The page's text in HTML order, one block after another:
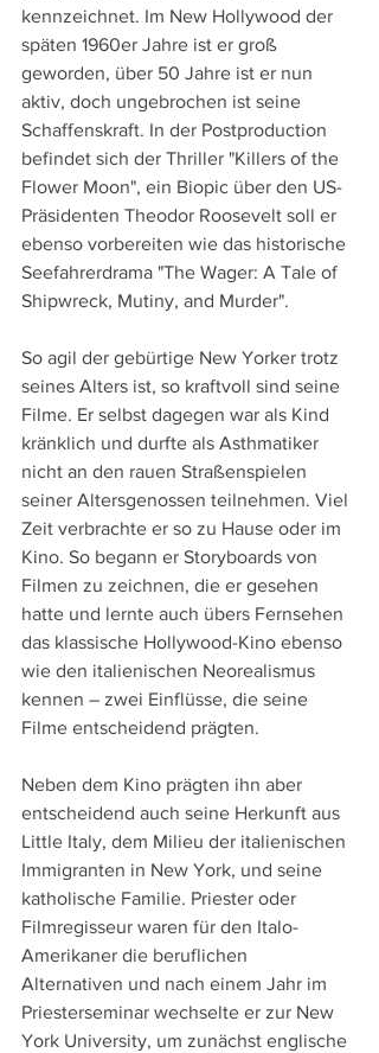
kennzeichnet. Im New Hollywood der
späten 1960er Jahre ist er groß
geworden, über 50 Jahre ist er nun
aktiv, doch ungebrochen ist seine
Schaffenskraft. In der Postproduction
befindet sich der Thriller "Killers of the
Flower Moon", ein Biopic über den US-
Präsidenten Theodor Roosevelt soll er
ebenso vorbereiten wie das historische
Seefahrerdrama "The Wager: A Tale of
Shipwreck, Mutiny, and Murder".
So agil der gebürtige New Yorker trotz
seines Alters ist, so kraftvoll sind seine
Filme. Er selbst dagegen war als Kind
kränklich und durfte als Asthmatiker
nicht an den rauen Straßenspielen
seiner Altersgenossen teilnehmen. Viel
Zeit verbrachte er so zu Hause oder im
Kino. So begann er Storyboards von
Filmen zu zeichnen, die er gesehen
hatte und lernte auch übers Fernsehen
das klassische Hollywood-Kino ebenso
wie den italienischen Neorealismus
kennen – zwei Einflüsse, die seine
Filme entscheidend prägten.
Neben dem Kino prägten ihn aber
entscheidend auch seine Herkunft aus
Little Italy, dem Milieu der italienischen
Immigranten in New York, und seine
katholische Familie. Priester oder
Filmregisseur waren für den Italo-
Amerikaner die beruflichen
Alternativen und nach einem Jahr im
Priesterseminar wechselte er zur New
York University, um zunächst englische